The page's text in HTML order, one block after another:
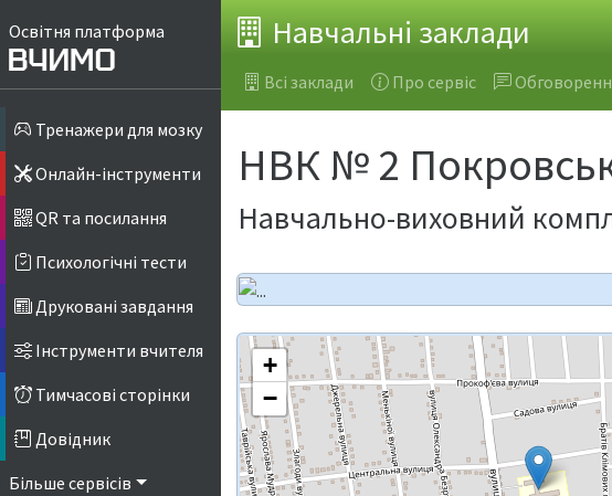
Освітня платформа
Тренажери для мозку
Онлайн-інструменти
QR та посилання
Психологічні тести
Друковані завдання
Інструменти вчителя
Тимчасові сторінки
Довідник
Більше сервісів
Навчальні заклади
Всі заклади Про сервіс
НВК № 2
Навчально-виховний
+
−